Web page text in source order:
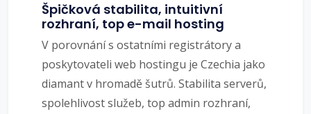
Špičková stabilita, intuitivní
rozhraní, top e-mail hosting
V porovnání s ostatními registrátory a
poskytovateli web hostingu je Czechia jako
diamant v hromadě šutrů. Stabilita serverů,
spolehlivost služeb, top admin rozhraní,